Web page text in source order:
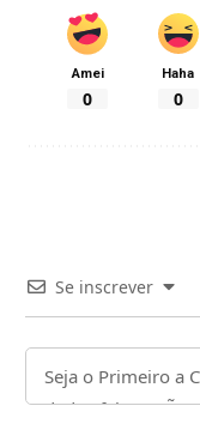
Amei
0
Haha
0
Se inscrever